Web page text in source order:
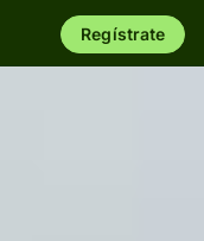
Regístrate